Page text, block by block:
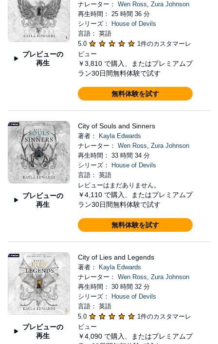
プレビューの
再生
ナレーター： Wen Ross, Zura Johnson
再生時間： 25 時間 36 分
シリーズ：
House of Devils
言語： 英語
5.0
1件のカスタマーレ
ビュー
￥3,810 で購入、またはプレミアムプ
ラン30日間無料体験で試す
無料体験を試す
プレビューの
再生
City of Souls and Sinners
著者：
Kayla Edwards
ナレーター： Wen Ross, Zura Johnson
再生時間： 33 時間 34 分
シリーズ：
House of Devils
言語： 英語
レビューはまだありません。
￥4,110 で購入、またはプレミアムプ
ラン30日間無料体験で試す
無料体験を試す
プレビューの
再生
City of Lies and Legends
著者：
Kayla Edwards
ナレーター： Wen Ross, Zura Johnson
再生時間： 30 時間 32 分
シリーズ：
House of Devils
言語： 英語
5.0
1件のカスタマーレ
ビュー
￥4,090 で購入、またはプレミアムプ